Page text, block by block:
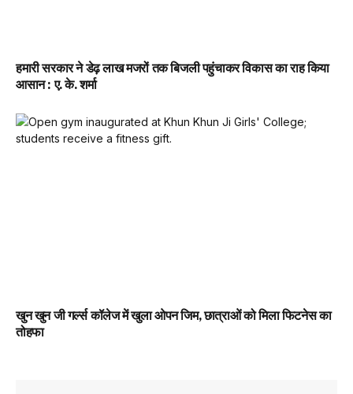
हमारी सरकार ने डेढ़ लाख मजरों तक बिजली पहुंचाकर विकास का राह किया
आसान : ए. के. शर्मा
खुन खुन जी गर्ल्स कॉलेज में खुला ओपन जिम, छात्राओं को मिला फिटनेस का
तोहफा